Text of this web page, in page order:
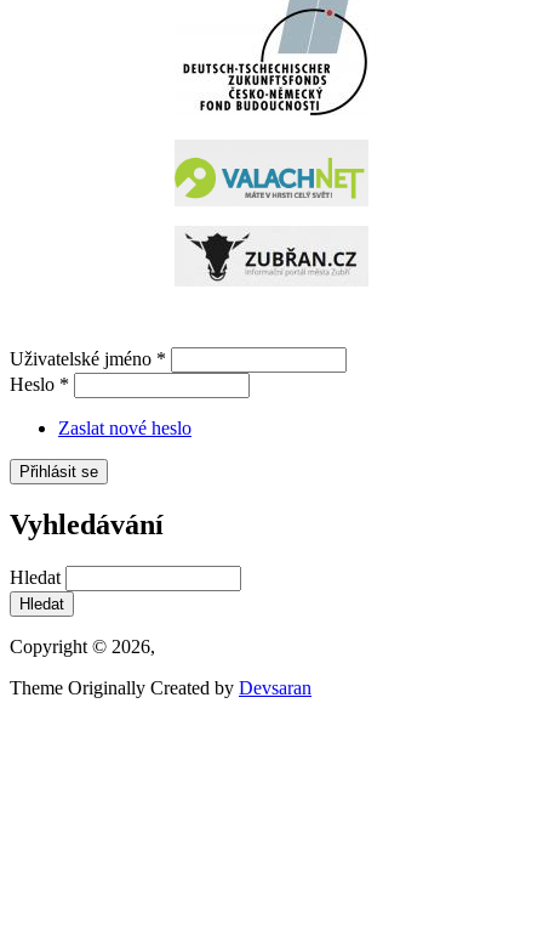
Uživatelské jméno *
Heslo *
Zaslat nové heslo
Vyhledávání
Hledat
Copyright © 2026,
Theme Originally Created by Devsaran